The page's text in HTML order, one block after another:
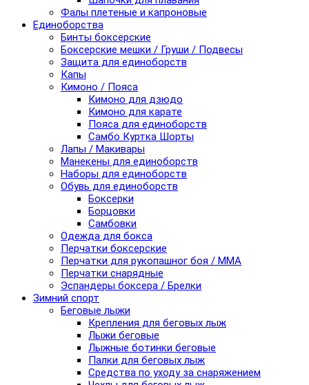
Фалы плетеные и капроновые
Единоборства
Бинты боксерские
Боксерские мешки / Груши / Подвесы
Защита для единоборств
Капы
Кимоно / Пояса
Кимоно для дзюдо
Кимоно для карате
Пояса для единоборств
Самбо Куртка Шорты
Лапы / Макивары
Манекены для единоборств
Наборы для единоборств
Обувь для единоборств
Боксерки
Борцовки
Самбовки
Одежда для бокса
Перчатки боксерские
Перчатки для рукопашног боя / ММА
Перчатки снарядные
Эспандеры боксера / Брелки
Зимний спорт
Беговые лыжи
Крепления для беговых лыж
Лыжи беговые
Лыжные ботинки беговые
Палки для беговых лыж
Средства по уходу за снаряжением